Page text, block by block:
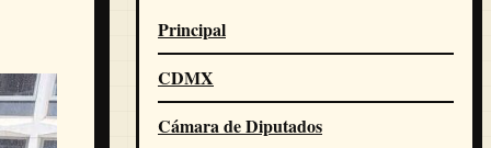
Principal
CDMX
Cámara de Diputados